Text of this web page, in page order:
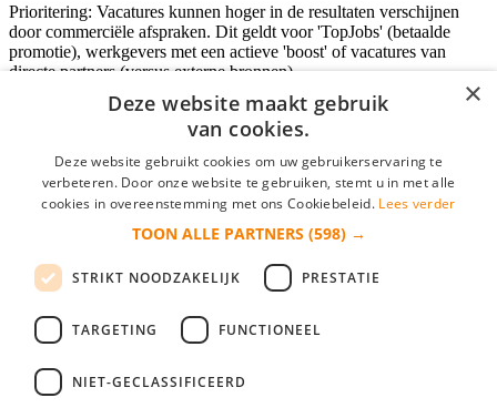
Prioritering: Vacatures kunnen hoger in de resultaten verschijnen
door commerciële afspraken. Dit geldt voor 'TopJobs' (betaalde
promotie), werkgevers met een actieve 'boost' of vacatures van
directe partners (versus externe bronnen).
Inloggen als bedrijf
*
login gegevens onthouden
login
Bedrijf aanmelden
×
Deze website maakt gebruik
van cookies.
Deze website gebruikt cookies om uw gebruikerservaring te
verbeteren. Door onze website te gebruiken, stemt u in met alle
cookies in overeenstemming met ons Cookiebeleid. Lees verder
TOON ALLE PARTNERS (598) →
STRIKT NOODZAKELIJK PRESTATIE
TARGETING FUNCTIONEEL
NIET-GECLASSIFICEERD